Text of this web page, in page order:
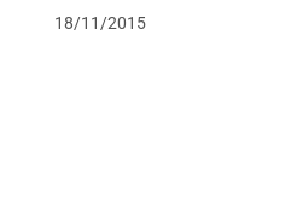
18/11/2015